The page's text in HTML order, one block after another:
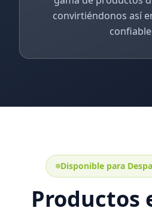
convirtiéndonos así
Disponible para
Productos